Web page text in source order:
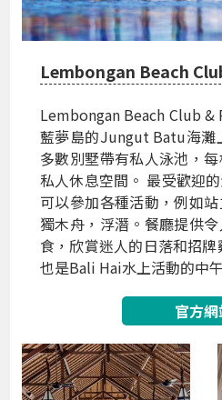
Lembongan Beach
Lembongan Beach Club &
藍夢島的Jungut Batu海灘
多數別墅帶有私人泳池，
私人休息空間。 最受歡迎
可以參加各種活動，例如
獨木舟，浮潛。餐廳提供
食，欣賞迷人的日落和招
也是Bali Hai水上活動的中
官方